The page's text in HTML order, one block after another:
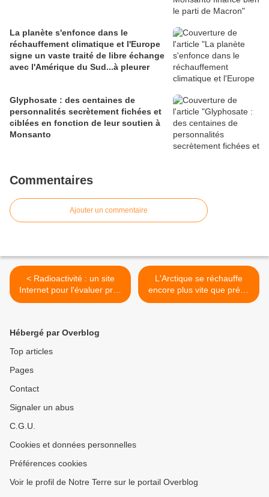
La planète s'enfonce dans le
réchauffement climatique et l'Europe
signe un vaste traité de libre échange
avec l'Amérique du Sud...à pleurer
Glyphosate : des centaines de
personnalités secrètement fichées et
ciblées en fonction de leur soutien à
Monsanto
Commentaires
Ajouter un commentaire
< Radioactivité : un site
Internet pour l'évaluer près
de chez vous
L'Arctique se réchauffe
encore plus vite que prévu
>
Hébergé par Overblog
Top articles
Pages
Contact
Signaler un abus
C.G.U.
Cookies et données personnelles
Préférences cookies
Voir le profil de Notre Terre sur le portail Overblog